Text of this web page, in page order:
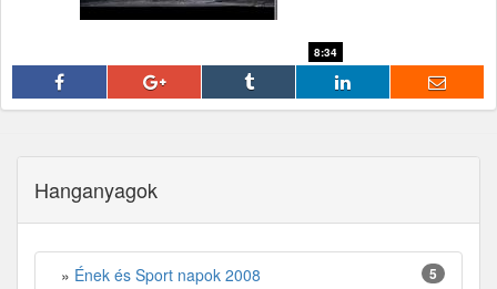
8:34
fff
Hanganyagok
5
» Ének és Sport napok 2008